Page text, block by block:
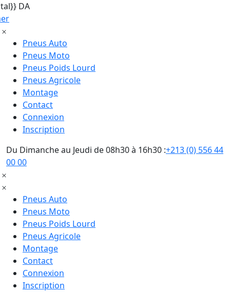
DA
Pneus Auto
Pneus Moto
Pneus Poids Lourd
Pneus Agricole
Montage
Contact
Connexion
Inscription
Du Dimanche au Jeudi de 08h30 à 16h30 :+213 (0) 556 44
00 00
Pneus Auto
Pneus Moto
Pneus Poids Lourd
Pneus Agricole
Montage
Contact
Connexion
Inscription